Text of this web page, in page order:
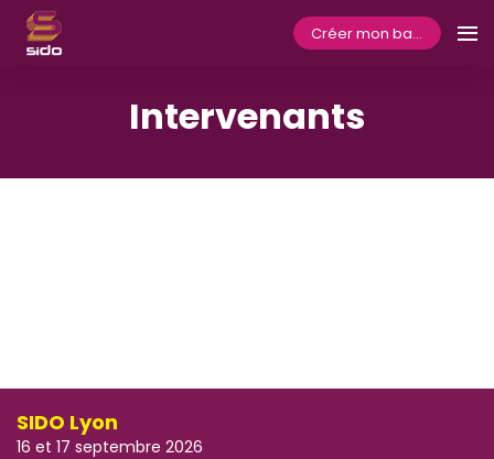
Créer mon badge
Intervenants
SIDO Lyon
16 et 17 septembre 2026